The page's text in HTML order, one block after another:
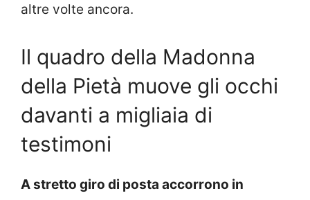
altre volte ancora.
Il quadro della Madonna
della Pietà muove gli occhi
davanti a migliaia di
testimoni
A stretto giro di posta accorrono in